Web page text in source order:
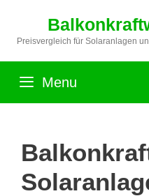
springen
Preisvergleich für Solaranlagen
Menu